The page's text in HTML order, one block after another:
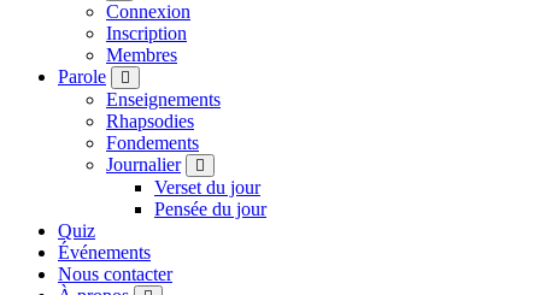
Connexion
Inscription
Membres
Parole
Enseignements
Rhapsodies
Fondements
Journalier
Verset du jour
Pensée du jour
Quiz
Événements
Nous contacter